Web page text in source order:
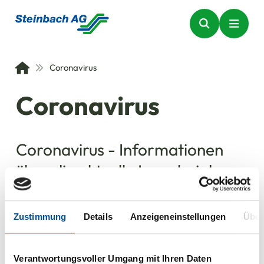
Zustimmung Details Anzeigeneinstellungen
Verantwortungsvoller Umgang mit Ihren Daten
Coronavirus
Coronavirus
Coronavirus - Informationen
über die aktuelle Lage bei der
Steinbach AG
01.04.2021